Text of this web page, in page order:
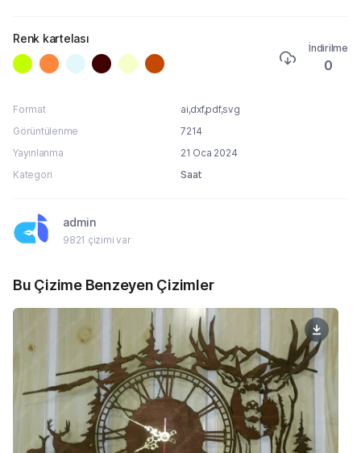
Renk kartelası
İndirilme
0
Format
ai,dxf,pdf,svg
Görüntülenme
7214
Yayınlanma
21 Oca 2024
Kategori
Saat
admin
9821 çizimi var
Bu Çizime Benzeyen Çizimler